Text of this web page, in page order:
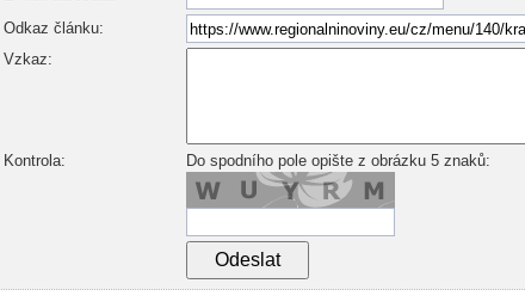
Odkaz článku:
Vzkaz:
Kontrola: Do spodního pole opište z obrázku 5 znaků: